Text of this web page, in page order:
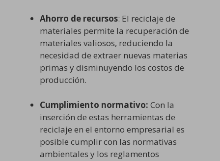
Ahorro de recursos: El reciclaje de
materiales permite la recuperación de
materiales valiosos, reduciendo la
necesidad de extraer nuevas materias
primas y disminuyendo los costos de
producción.
Cumplimiento normativo: Con la
inserción de estas herramientas de
reciclaje en el entorno empresarial es
posible cumplir con las normativas
ambientales y los reglamentos